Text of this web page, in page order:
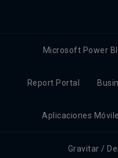
Microsoft Power BI
Report Portal
Aplicaciones
Gravitar /